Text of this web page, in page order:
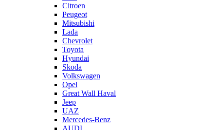
Citroen
Peugeot
Mitsubishi
Lada
Chevrolet
Toyota
Hyundai
Skoda
Volkswagen
Opel
Great Wall Haval
Jeep
UAZ
Mercedes-Benz
AUDI